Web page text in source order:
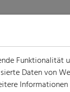
Funktionalität
Daten von